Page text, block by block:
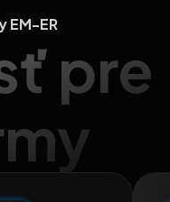
EM-ER
pre